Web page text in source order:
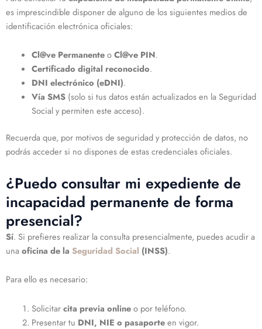
es imprescindible disponer de alguno de los siguientes medios de
identificación electrónica oficiales:
Cl@ve PermanenteoCl@ve PIN.
Certificado digital reconocido.
DNI electrónico (eDNI).
Vía SMS (solo si tus datos están actualizados en la Seguridad
Social y permiten este acceso).
Recuerda que, por motivos de seguridad y protección de datos, no
podrás acceder si no dispones de estas credenciales oficiales.
¿Puedo consultar mi expediente de
incapacidad permanente de forma
presencial?
Sí. Si prefieres realizar la consulta presencialmente, puedes acudir a
una oficina de la Seguridad Social (INSS).
Para ello es necesario:
Solicitarcita previa onlineo por teléfono.
Presentar tu DNI, NIE o pasaporteen vigor.